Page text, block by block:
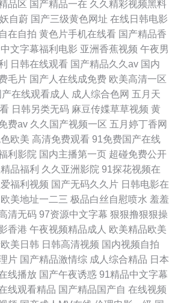
品区 国产精品一在 久久精彩视频黑料
自蔚 国产三级黄色网址 在线日韩电影
在自拍 黄色片手机在线看 国产精品香
中文字幕福利电影 亚洲香蕉视频 午夜男
日韩在线观看 国产精品久久av 国内
毛片 国产人在线成免费 欧美高清一区
产在线观看成人 成人综合色网 五月天
日韩另类无码 麻豆传媟草草视频 黄
费av 久久国产视频一区 五月婷丁香网
欧美 高清免费观看 91免费国产在线
利影院 国内主播第一页 超碰免费公开
品福利 久久亚洲影院 91探花视频在
福利视频 国产无码久久片 日韩电影在
欧美地址一二三 极品白丝自慰喷水 羞羞
清无码 97资源中文字幕 狠狠撸狠狠操
香港 午夜视频精品成人 欧美精品欧美
美日韩 日韩高清视频 国内视频自拍
片 国产精品激情综 成人综合精品 日本
线播放 国产午夜诱惑 91精品中文字幕
线观看精品 国产精品国产自 在线视频